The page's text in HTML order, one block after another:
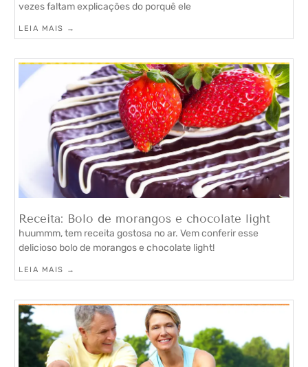
vezes faltam explicações do porquê ele
LEIA MAIS →
Receita: Bolo de morangos e chocolate light
huummm, tem receita gostosa no ar. Vem conferir esse
delicioso bolo de morangos e chocolate light!
LEIA MAIS →